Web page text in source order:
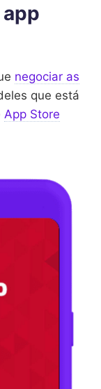
negociar as
que está
App Store